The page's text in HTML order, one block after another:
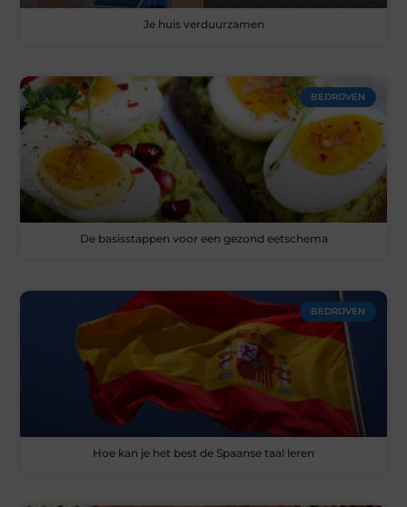
Je huis verduurzamen
BEDRIJVEN
De basisstappen voor een gezond eetschema
BEDRIJVEN
Hoe kan je het best de Spaanse taal leren